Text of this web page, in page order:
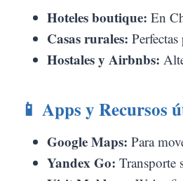
Hoteles boutique: En
Casas rurales:
Hostales y Airbnbs:
📱 Apps y Recursos
Google Maps: Para
Yandex Go: Transporte